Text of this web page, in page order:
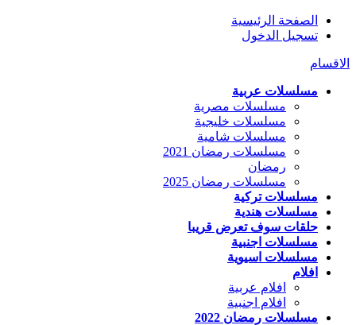
الصفحة الرئيسية
تسجيل الدخول
الاقسام
مسلسلات عربية
مسلسلات مصرية
مسلسلات خليجية
مسلسلات شامية
مسلسلات رمضان 2021
رمضان
مسلسلات رمضان 2025
مسلسلات تركية
مسلسلات هندية
حلقات سوف تعرض قريبا
مسلسلات اجنبية
مسلسلات اسيوية
افلام
افلام عربية
افلام اجنبية
مسلسلات رمضان 2022